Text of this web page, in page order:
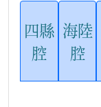
四縣
腔
海陸
腔